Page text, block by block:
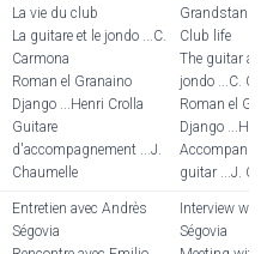
La vie du club
La guitare et le jondo ...C.
Carmona
Roman el Granaino
Django ...Henri Crolla
Guitare
d'accompagnement ...J.
Chaumelle
Grandstand
Club life
The guitar
jondo ...C.
Roman el
Django
guitar ...J.
Entretien avec Andrès
Ségovia
Interview
Ségovia